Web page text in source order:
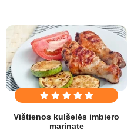
Vištienos kulšelės imbiero
marinate